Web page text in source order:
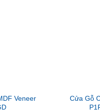
Veneer
Cửa Gỗ